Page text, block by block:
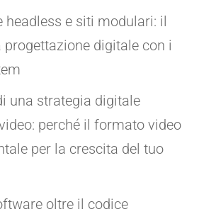
headless e siti modulari: il
digitale con i
una strategia digitale
perché il formato video
per la crescita del tuo
oltre il codice